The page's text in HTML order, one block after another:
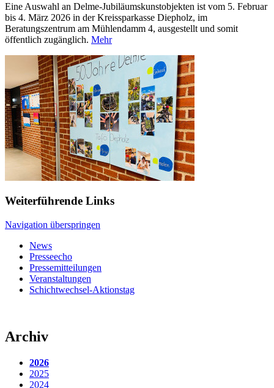
Eine Auswahl an Delme-Jubiläumskunstobjekten ist vom 5. Februar
bis 4. März 2026 in der Kreissparkasse Diepholz, im
Beratungszentrum am Mühlendamm 4, ausgestellt und somit
öffentlich zugänglich. Mehr
Weiterführende Links
Navigation überspringen
News
Presseecho
Pressemitteilungen
Veranstaltungen
Schichtwechsel-Aktionstag
Archiv
2026
2025
2024